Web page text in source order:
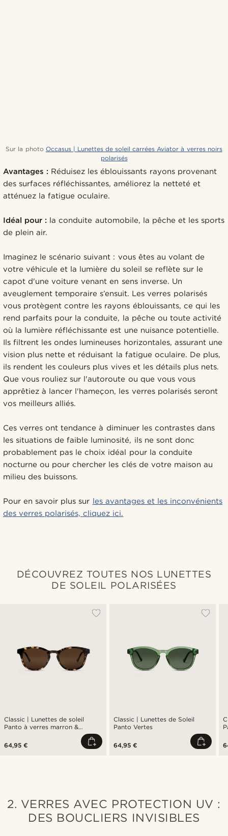
Sur la photo Occasus | Lunettes de soleil carrées Aviator à verres noirs
polarisés
Avantages : Réduisez les éblouissants rayons provenant
des surfaces réfléchissantes, améliorez la netteté et
atténuez la fatigue oculaire.
Idéal pour : la conduite automobile, la pêche et les sports
de plein air.
Imaginez le scénario suivant : vous êtes au volant de
votre véhicule et la lumière du soleil se reflète sur le
capot d'une voiture venant en sens inverse. Un
aveuglement temporaire s’ensuit. Les verres polarisés
vous protègent contre les rayons éblouissants, ce qui les
rend parfaits pour la conduite, la pêche ou toute activité
où la lumière réfléchissante est une nuisance potentielle.
Ils filtrent les ondes lumineuses horizontales, assurant une
vision plus nette et réduisant la fatigue oculaire. De plus,
ils rendent les couleurs plus vives et les détails plus nets.
Que vous rouliez sur l'autoroute ou que vous vous
apprêtiez à lancer l'hameçon, les verres polarisés seront
vos meilleurs alliés.
Ces verres ont tendance à diminuer les contrastes dans
les situations de faible luminosité, ils ne sont donc
probablement pas le choix idéal pour la conduite
nocturne ou pour chercher les clés de votre maison au
milieu des buissons.
Pour en savoir plus sur les avantages et les inconvénients
des verres polarisés, cliquez ici.
DÉCOUVREZ TOUTES NOS LUNETTES
DE SOLEIL POLARISÉES
Classic | Lunettes de soleil
Panto à verres marron &
64,95 €
Classic | Lunettes de Soleil
Panto Vertes
64,95 €
2. VERRES AVEC PROTECTION UV :
DES BOUCLIERS INVISIBLES